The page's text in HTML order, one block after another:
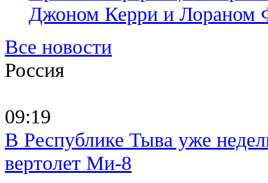
Джоном Керри и Лораном
Все новости
Россия
09:19
В Республике Тыва уже
вертолет Ми-8